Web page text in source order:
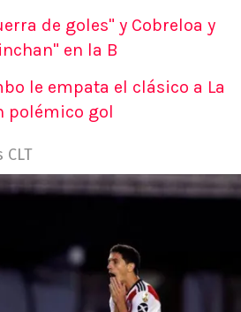
de goles" y Cobreloa y
en la B
le empata el clásico a La
polémico gol